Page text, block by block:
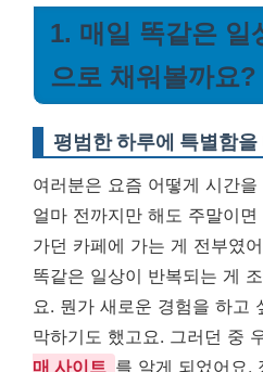
1. 매일 똑같은 일
으로 채워볼까요?
평범한 하루에 특별함을
여러분은 요즘 어떻게 시간
얼마 전까지만 해도 주말이
가던 카페에 가는 게 전부였
똑같은 일상이 반복되는 게
요. 뭔가 새로운 경험을 하고
막하기도 했고요. 그러던 중
매 사이트 를 알게 되었어요.